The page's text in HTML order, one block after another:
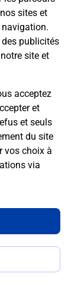
sites et
des publicités
site et
acceptez
et
et seuls
du site
vos choix à
via
?
GAMBETTA